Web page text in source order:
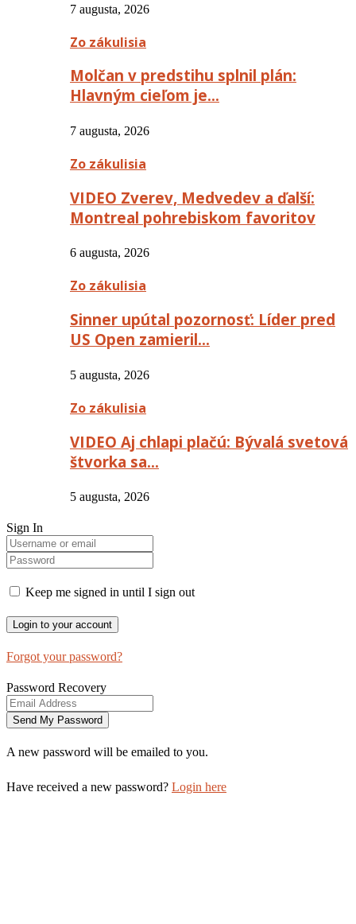
7 augusta, 2026
Zo zákulisia
Molčan v predstihu splnil plán:
Hlavným cieľom je…
7 augusta, 2026
Zo zákulisia
VIDEO Zverev, Medvedev a ďalší:
Montreal pohrebiskom favoritov
6 augusta, 2026
Zo zákulisia
Sinner upútal pozornosť: Líder pred
US Open zamieril…
5 augusta, 2026
Zo zákulisia
VIDEO Aj chlapi plačú: Bývalá svetová
štvorka sa…
5 augusta, 2026
Sign In
Keep me signed in until I sign out
Forgot your password?
Password Recovery
A new password will be emailed to you.
Have received a new password? Login here